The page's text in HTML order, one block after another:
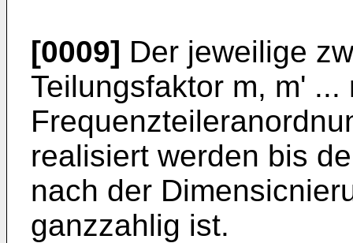
[0009] Der jeweilige
Teilungsfaktor m, m'
realisiert werden bis
nach der
ganzzahlig ist.